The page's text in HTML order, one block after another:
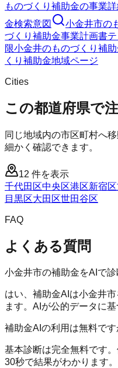
ものづくり補助金の事業詳
金検索意図 小金井市の
づくり補助金事業計画書
限小金井のものづくり補
くり補助金地域ページ
Cities
この都道府県で
同じ地域内の市区町村へ
細かく確認できます。
12 件を表示
千代田区中央区港区新宿区
目黒区大田区世田谷区
FAQ
よくある質問
小金井市の補助金をAIで診
はい、補助金AIは小金井
ます。AIが公的データに
補助金AIの利用は無料です
基本診断は完全無料です
30秒で結果がわかります。